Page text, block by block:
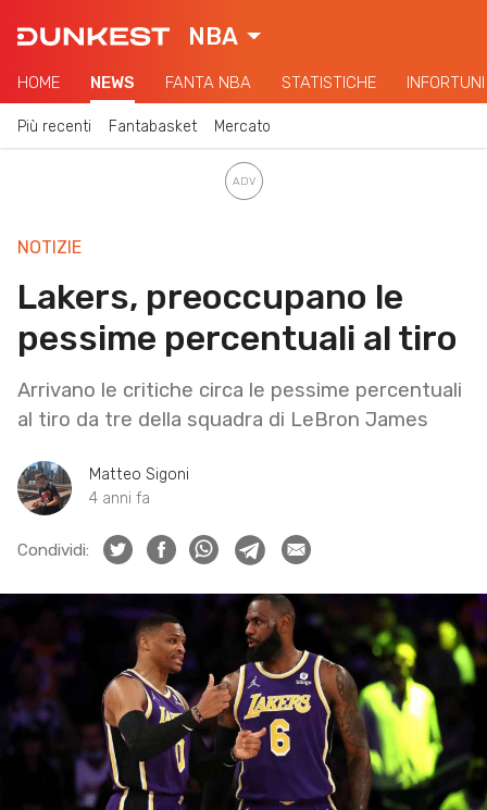
NBA
HOME NEWS FANTA NBA STATISTICHE INFORTUNI
Più recenti Fantabasket Mercato
NOTIZIE
Lakers, preoccupano le
pessime percentuali al tiro
Arrivano le critiche circa le pessime percentuali
al tiro da tre della squadra di LeBron James
Matteo Sigoni
4 anni fa
Condividi: